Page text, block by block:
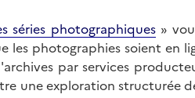
séries photographiques»
les photographies soient en
par services
une exploration structurée